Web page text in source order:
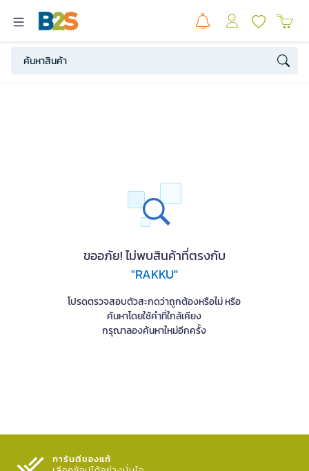
ขออภัย! ไม่พบสินค้าที่ตรงกับ
"RAKKU"
โปรดตรวจสอบตัวสะกดว่าถูกต้องหรือไม่ หรือ
ค้นหาโดยใช้คำที่ใกล้เคียง
กรุณาลองค้นหาใหม่อีกครั้ง
การันตีของแท้